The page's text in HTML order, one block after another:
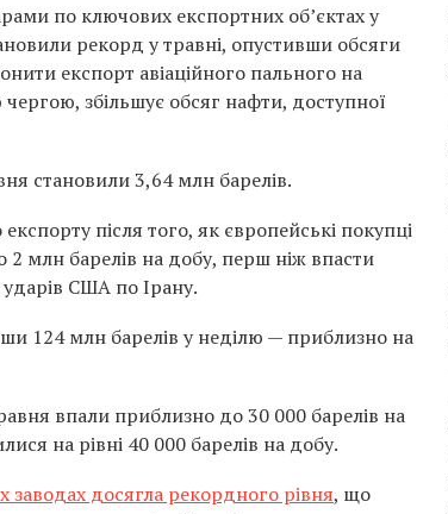
по ключових експортних об’єктах у
рекорд у травні, опустивши обсяги
експорт авіаційного пального на
збільшує обсяг нафти, доступної
становили 3,64 млн барелів.
після того, як європейські покупці
2 млн барелів на добу, перш ніж впасти
ударів США по Ірану.
124 млн барелів у неділю — приблизно на
впали приблизно до 30 000 барелів на
на рівні 40 000 барелів на добу.
заводах досягла рекордного рівня, що